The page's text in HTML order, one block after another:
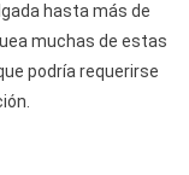
hasta más de
muchas de estas
podría requerirse